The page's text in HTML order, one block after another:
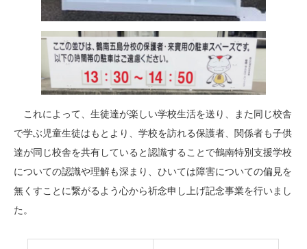
これによって、生徒達が楽しい学校生活を送り、また同じ校舎
で学ぶ児童生徒はもとより、学校を訪れる保護者、関係者も子供
達が同じ校舎を共有していると認識することで鶴南特別支援学校
についての認識や理解も深まり、ひいては障害についての偏見を
無くすことに繋がるよう心から祈念申し上げ記念事業を行いまし
た。